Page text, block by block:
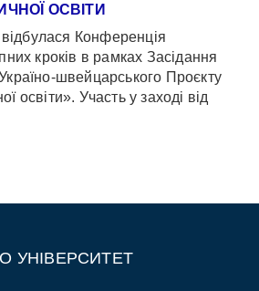
ОСВІТИ
Конференція
кроків в рамках Засідання
швейцарського Проєкту
освіти». Участь у заході від
УНІВЕРСИТЕТ